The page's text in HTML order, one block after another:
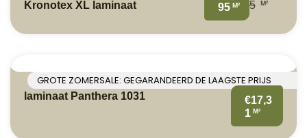
Kronotex XL laminaat
95 M²
5
M²
GROTE ZOMERSALE: GEGARANDEERD DE LAAGSTE PRIJS
laminaat Panthera 1031
€17,3
1 M²